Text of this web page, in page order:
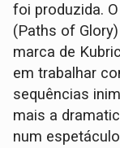
foi produzida.
(Paths of
marca de
em trabalhar
sequências
mais a
num